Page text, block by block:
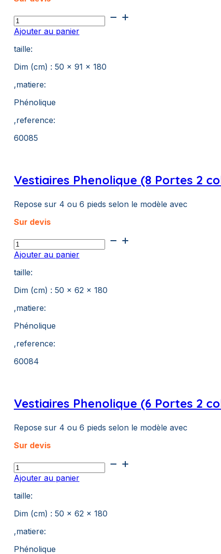
quantité
de
Vestiaires
Phenolique
Portes
colonnes)
Ajouter au panier
taille:
Dim (cm) : 50 x 91 x 180
,matiere:
Phénolique
,reference:
60085
Vestiaires Phenolique (8 Portes 2
Repose sur 4 ou 6 pieds selon le modèle avec
Sur devis
quantité
de
Vestiaires
Phenolique
Portes
colonnes)
Ajouter au panier
taille:
Dim (cm) : 50 x 62 x 180
,matiere:
Phénolique
,reference:
60084
Vestiaires Phenolique (6 Portes 2
Repose sur 4 ou 6 pieds selon le modèle avec
Sur devis
quantité
de
Vestiaires
Phenolique
Portes
colonnes)
Ajouter au panier
taille:
Dim (cm) : 50 x 62 x 180
,matiere:
Phénolique